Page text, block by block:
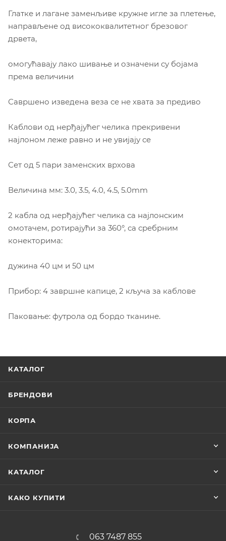
Глатке и лагане заменљиве кружне игле за плетење,
направљене од висококвалитетног брезовог
дрвета,
омогућавају лако шивање и означени су бојама
према величини
Савршено изведена веза се не хвата за предиво
Каблови од нерђајућег челика прекривени
најлоном леже равно и не увијају се
Сет од 5 пари заменских врхова
Величина мм: 3.0, 3.5, 4.0, 4.5, 5.0mm
2 кабла од нерђајућег челика са најлонским
омотачем, ротирајући за 360°, са сребрним
конекторима:
дужина 40 цм и 50 цм
Прибор: 4 завршне капице, 2 кључа за каблове
Паковање: футрола од бордо тканине.
КАТАЛОГ
БРЕНДОВИ
КОРПА
КОМПАНИЈА
КАТАЛОГ
КАКО КУПИТИ
063 7487 855